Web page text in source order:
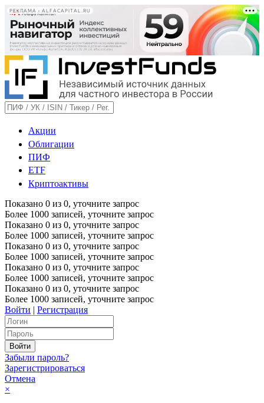
РЕКЛАМА • ALFACAPITAL.RU
Акции
Облигации
ПИФ
ETF
Криптоактивы
Показано 0 из 0, уточните запрос
Более 1000 записей, уточните запрос
Показано 0 из 0, уточните запрос
Более 1000 записей, уточните запрос
Показано 0 из 0, уточните запрос
Более 1000 записей, уточните запрос
Показано 0 из 0, уточните запрос
Более 1000 записей, уточните запрос
Показано 0 из 0, уточните запрос
Более 1000 записей, уточните запрос
Войти | Регистрация
Забыли пароль?
Зарегистрироваться
Отмена
×